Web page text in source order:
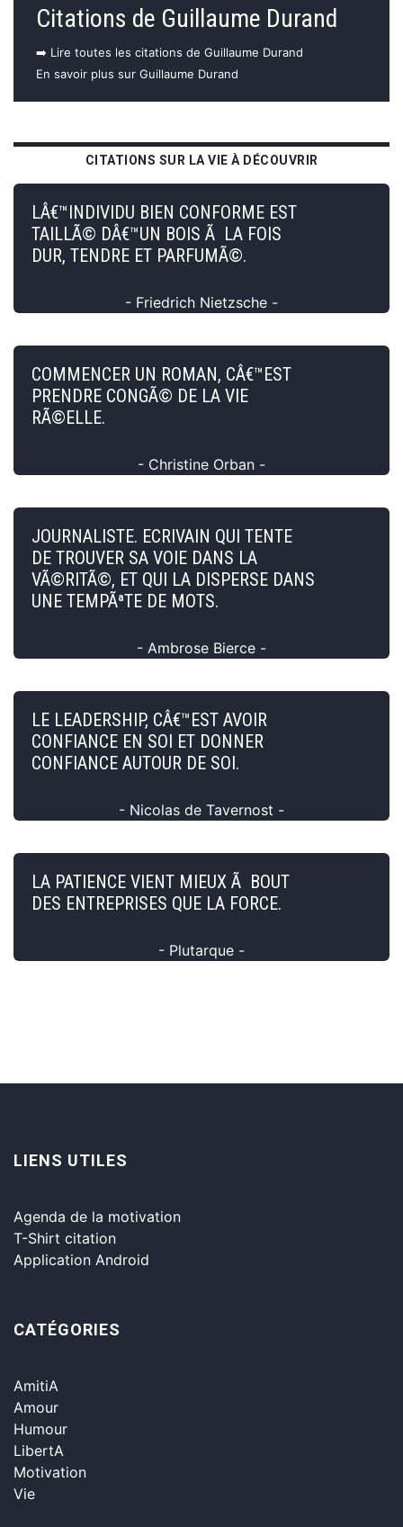
Citations de Guillaume Durand
➡️ Lire toutes les citations de Guillaume Durand
En savoir plus sur Guillaume Durand
CITATIONS SUR LA VIE À DÉCOUVRIR
LÂ€™INDIVIDU BIEN CONFORME EST
TAILLÃ© DÂ€™UN BOIS Ã LA FOIS
DUR, TENDRE ET PARFUMÃ©.
- Friedrich Nietzsche -
COMMENCER UN ROMAN, CÂ€™EST
PRENDRE CONGÃ© DE LA VIE
RÃ©ELLE.
- Christine Orban -
JOURNALISTE. ECRIVAIN QUI TENTE
DE TROUVER SA VOIE DANS LA
VÃ©RITÃ©, ET QUI LA DISPERSE DANS
UNE TEMPÃªTE DE MOTS.
- Ambrose Bierce -
LE LEADERSHIP, CÂ€™EST AVOIR
CONFIANCE EN SOI ET DONNER
CONFIANCE AUTOUR DE SOI.
- Nicolas de Tavernost -
LA PATIENCE VIENT MIEUX Ã BOUT
DES ENTREPRISES QUE LA FORCE.
- Plutarque -
LIENS UTILES
Agenda de la motivation
T-Shirt citation
Application Android
CATÉGORIES
AmitiA
Amour
Humour
LibertA
Motivation
Vie